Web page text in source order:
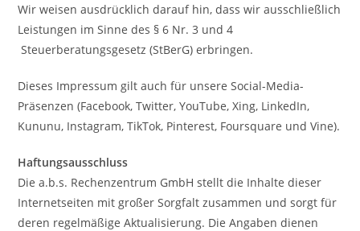
Wir weisen ausdrücklich darauf hin, dass wir ausschließlich
Leistungen im Sinne des § 6 Nr. 3 und 4
Steuerberatungsgesetz (StBerG) erbringen.
Dieses Impressum gilt auch für unsere Social-Media-
Präsenzen (Facebook, Twitter, YouTube, Xing, LinkedIn,
Kununu, Instagram, TikTok, Pinterest, Foursquare und Vine).
Haftungsausschluss
Die a.b.s. Rechenzentrum GmbH stellt die Inhalte dieser
Internetseiten mit großer Sorgfalt zusammen und sorgt für
deren regelmäßige Aktualisierung. Die Angaben dienen